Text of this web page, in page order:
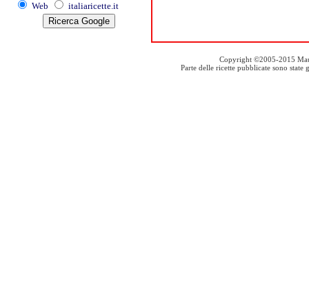
Web italiaricette.it
Copyright ©2005-2015
Parte delle ricette pubblicate sono state